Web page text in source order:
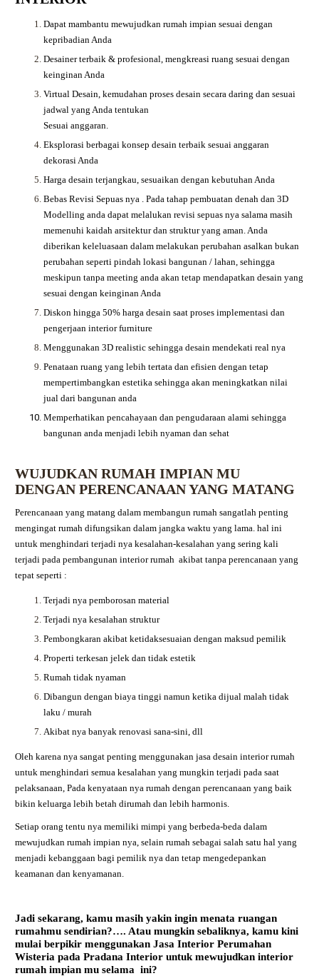
Dapat mambantu mewujudkan rumah impian sesuai dengan
kepribadian Anda
Desainer terbaik & profesional, mengkreasi ruang sesuai dengan
keinginan Anda
Virtual Desain, kemudahan proses desain secara daring dan sesuai
jadwal yang Anda tentukan
Sesuai anggaran.
Eksplorasi berbagai konsep desain terbaik sesuai anggaran
dekorasi Anda
Harga desain terjangkau, sesuaikan dengan kebutuhan Anda
Bebas Revisi Sepuas nya .Pada tahap pembuatan denah dan 3D
Modelling anda dapat melalukan revisi sepuas nya salama masih
memenuhi kaidah arsitektur dan struktur yang aman. Anda
diberikan keleluasaan dalam melakukan perubahan asalkan bukan
perubahan seperti pindah lokasi bangunan / lahan, sehingga
meskipun tanpa meeting anda akan tetap mendapatkan desain yang
sesuai dengan keinginan Anda
Diskon hingga 50% harga desain saat proses implementasi dan
pengerjaan interior furniture
Menggunakan 3D realistic sehingga desain mendekati real nya
Penataan ruang yang lebih tertata dan efisien dengan tetap
mempertimbangkan estetika sehingga akan meningkatkan nilai
jual dari bangunan anda
Memperhatikan pencahayaan dan pengudaraan alami sehingga
bangunan anda menjadi lebih nyaman dan sehat
WUJUDKAN RUMAH IMPIAN MU
DENGAN PERENCANAAN YANG MATANG
Perencanaan yang matang dalam membangun rumah sangatlah penting
mengingat rumah difungsikan dalam jangka waktu yang lama. hal ini
untuk menghindari terjadi nya kesalahan-kesalahan yang sering kali
terjadi pada pembangunan interior rumah akibat tanpa perencanaan yang
tepat seperti :
Terjadi nya pemborosan material
Terjadi nya kesalahan struktur
Pembongkaran akibat ketidaksesuaian dengan maksud pemilik
Properti terkesan jelek dan tidak estetik
Rumah tidak nyaman
Dibangun dengan biaya tinggi namun ketika dijual malah tidak
laku / murah
Akibat nya banyak renovasi sana-sini, dll
Oleh karena nya sangat penting menggunakan jasa desain interior rumah
untuk menghindari semua kesalahan yang mungkin terjadi pada saat
pelaksanaan, Pada kenyataan nya rumah dengan perencanaan yang baik
bikin keluarga lebih betah dirumah dan lebih harmonis.
Setiap orang tentu nya memiliki mimpi yang berbeda-beda dalam
mewujudkan rumah impian nya, selain rumah sebagai salah satu hal yang
menjadi kebanggaan bagi pemilik nya dan tetap mengedepankan
keamanan dan kenyamanan.
Jadi sekarang, kamu masih yakin ingin menata ruangan
rumahmu sendirian?…. Atau mungkin sebaliknya, kamu kini
mulai berpikir menggunakanJasa Interior Perumahan
Wisteriapada Pradana Interior untuk mewujudkan interior
rumah impian mu selama ini?